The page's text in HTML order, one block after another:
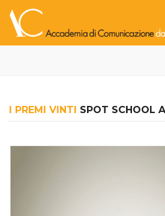
I PREMI VINTI SPOT SCHOOL